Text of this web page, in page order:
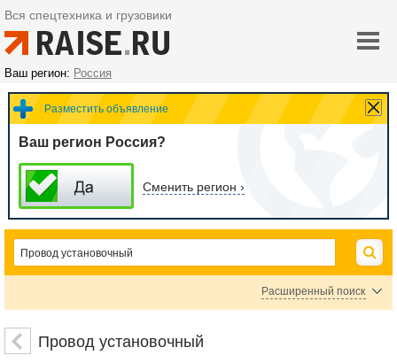
Вся спецтехника и грузовики
Ваш регион: Россия
Разместить объявление
Ваш регион Россия?
Сменить регион ›
Расширенный поиск
Дорожные фрезы
Провод установочный